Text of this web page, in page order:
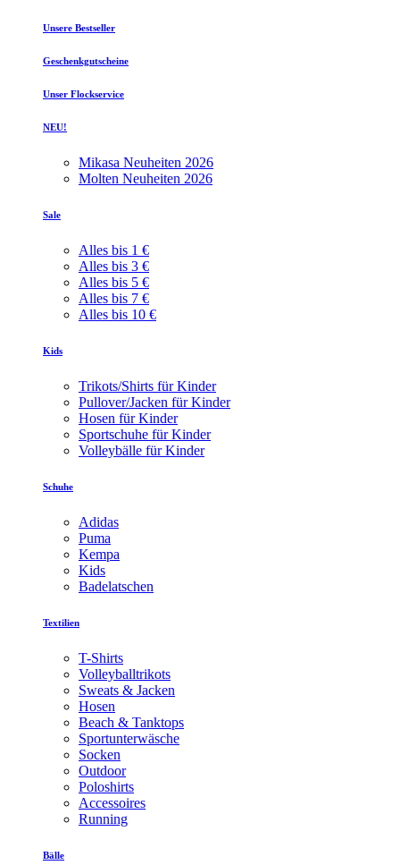
Unsere Bestseller
Geschenkgutscheine
Unser Flockservice
NEU!
Mikasa Neuheiten 2026
Molten Neuheiten 2026
Sale
Alles bis 1 €
Alles bis 3 €
Alles bis 5 €
Alles bis 7 €
Alles bis 10 €
Kids
Trikots/Shirts für Kinder
Pullover/Jacken für Kinder
Hosen für Kinder
Sportschuhe für Kinder
Volleybälle für Kinder
Schuhe
Adidas
Puma
Kempa
Kids
Badelatschen
Textilien
T-Shirts
Volleyballtrikots
Sweats & Jacken
Hosen
Beach & Tanktops
Sportunterwäsche
Socken
Outdoor
Poloshirts
Accessoires
Running
Bälle